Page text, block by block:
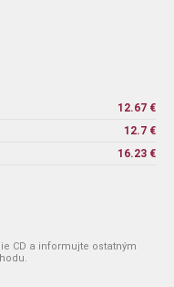
12.67 €
12.7 €
16.23 €
CD a informujte ostatným